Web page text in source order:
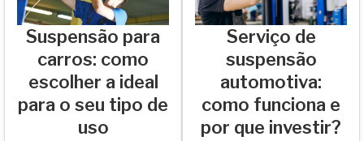
Suspensão para
carros: como
escolher a ideal
para o seu tipo de
uso
Serviço de
suspensão
automotiva:
como funciona e
por que investir?